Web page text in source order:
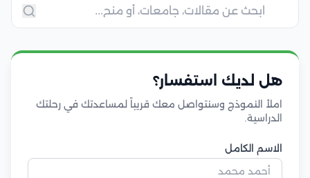
هل لديك استفسار؟
املأ النموذج وسنتواصل معك قريباً لمساعدتك في رحلتك
الدراسية.
الاسم الكامل